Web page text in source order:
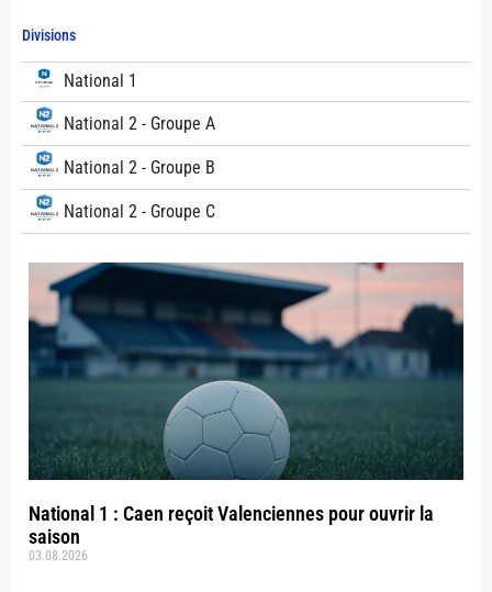
Divisions
National 1
National 2 - Groupe A
National 2 - Groupe B
National 2 - Groupe C
National 1 : Caen reçoit Valenciennes pour ouvrir la
saison
03.08.2026